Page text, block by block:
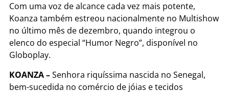
Com uma voz de alcance cada vez mais potente,
Koanza também estreou nacionalmente no Multishow
no último mês de dezembro, quando integrou o
elenco do especial “Humor Negro”, disponível no
Globoplay.
KOANZA –Senhora riquíssima nascida no Senegal,
bem-sucedida no comércio de jóias e tecidos